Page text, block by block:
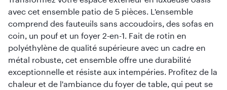
avec cet ensemble patio de 5 pièces. L'ensemble
comprend des fauteuils sans accoudoirs, des sofas en
coin, un pouf et un foyer 2-en-1. Fait de rotin en
polyéthylène de qualité supérieure avec un cadre en
métal robuste, cet ensemble offre une durabilité
exceptionnelle et résiste aux intempéries. Profitez de la
chaleur et de l'ambiance du foyer de table, qui peut se